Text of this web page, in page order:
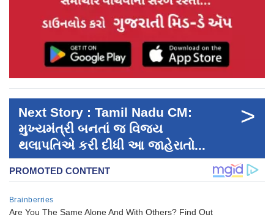
Next Story : Tamil Nadu CM:
મુખ્યમંત્રી બનતાં જ વિજય
થલાપતિએ કરી દીધી આ જાહેરાતો...
>